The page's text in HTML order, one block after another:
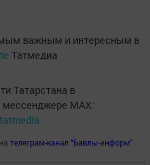
важным и интересным в
Татмедиа
Татарстана в
мессенджере MАХ:
телеграм-канал "Бавлы-информ"